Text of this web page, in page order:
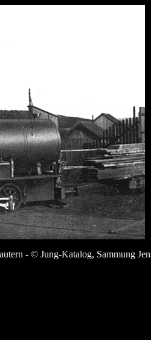
- © Jung-Katalog, Sammung